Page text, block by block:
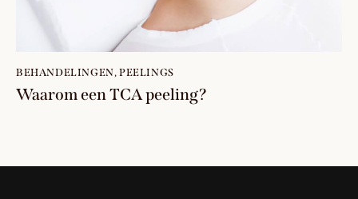
BEHANDELINGEN,PEELINGS
Waarom een TCA peeling?